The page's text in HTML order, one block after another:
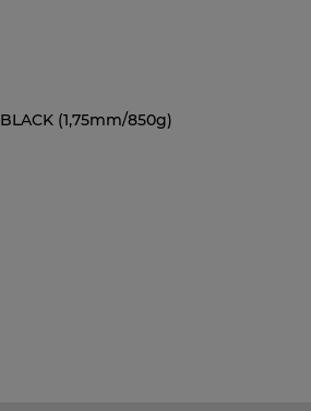
(1,75mm/850g)